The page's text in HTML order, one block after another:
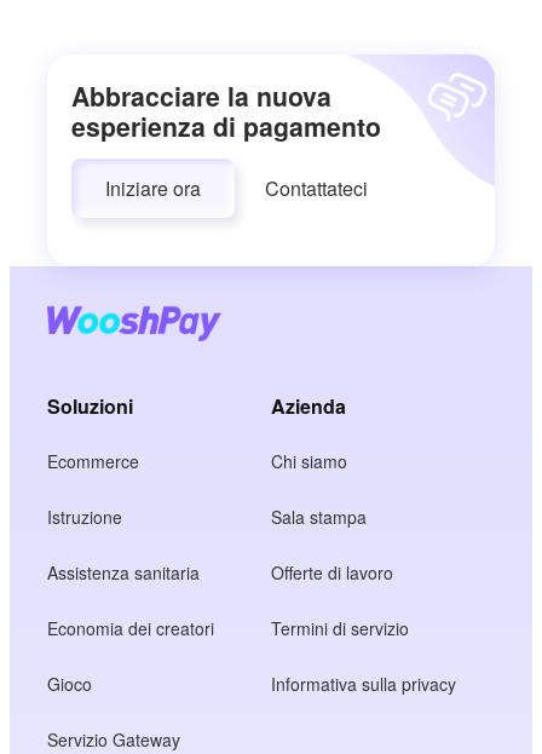
Abbracciare la nuova
esperienza di pagamento
Iniziare ora Contattateci
Soluzioni
Ecommerce
Istruzione
Assistenza sanitaria
Economia dei creatori
Gioco
Servizio Gateway
Azienda
Chi siamo
Sala stampa
Offerte di lavoro
Termini di servizio
Informativa sulla privacy